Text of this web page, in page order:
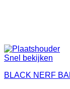
Snel bekijken
BLACK NERF